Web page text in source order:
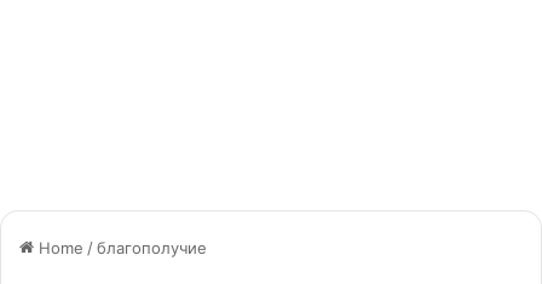
Home /благополучие